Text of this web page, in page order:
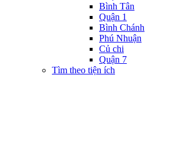
Bình Tân
Quận 1
Bình Chánh
Phú Nhuận
Củ chi
Quận 7
Tìm theo tiện ích